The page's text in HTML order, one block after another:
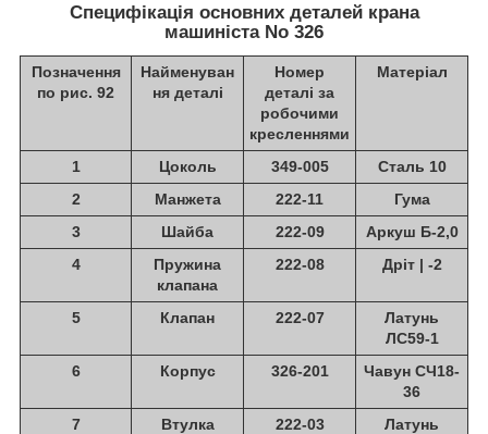
Специфікація основних деталей крана
машиніста No 326
Позначення
по рис. 92
Найменуван
ня деталі
Номер
деталі за
робочими
кресленнями
Матеріал
1 Цоколь 349-005
Сталь 10
2
Манжета 222-11
Гума
3
Шайба 222-09
Аркуш Б-2,0
4
Пружина
клапана
222-08 Дріт | -2
5 Клапан 222-07
Латунь
ЛС59-1
6
Корпус 326-201
Чавун СЧ18-
36
7
Втулка
222-03
Латунь